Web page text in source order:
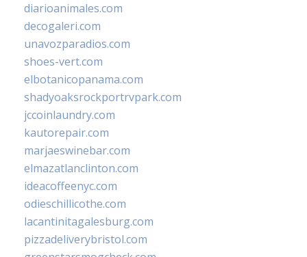
diarioanimales.com
decogaleri.com
unavozparadios.com
shoes-vert.com
elbotanicopanama.com
shadyoaksrockportrvpark.com
jccoinlaundry.com
kautorepair.com
marjaeswinebar.com
elmazatlanclinton.com
ideacoffeenyc.com
odieschillicothe.com
lacantinitagalesburg.com
pizzadeliverybristol.com